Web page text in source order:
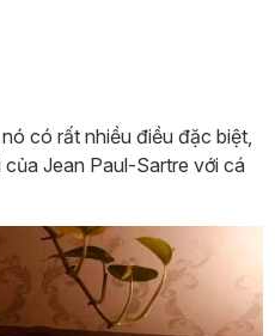
có rất nhiều điều đặc biệt,
Jean Paul-Sartre với cá